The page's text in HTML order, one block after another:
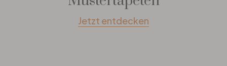
Jetzt entdecken